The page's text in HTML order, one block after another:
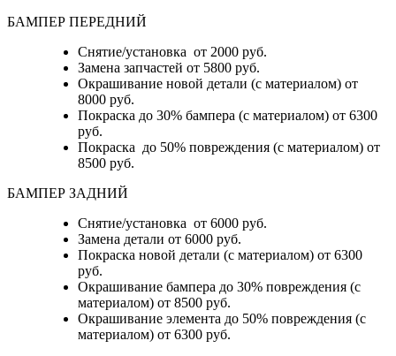
БАМПЕР ПЕРЕДНИЙ
Снятие/установка от 2000 руб.
Замена запчастей от 5800 руб.
Окрашивание новой детали (с материалом) от
8000 руб.
Покраска до 30% бампера (с материалом) от 6300
руб.
Покраска до 50% повреждения (с материалом) от
8500 руб.
БАМПЕР ЗАДНИЙ
Снятие/установка от 6000 руб.
Замена детали от 6000 руб.
Покраска новой детали (с материалом) от 6300
руб.
Окрашивание бампера до 30% повреждения (с
материалом) от 8500 руб.
Окрашивание элемента до 50% повреждения (с
материалом) от 6300 руб.